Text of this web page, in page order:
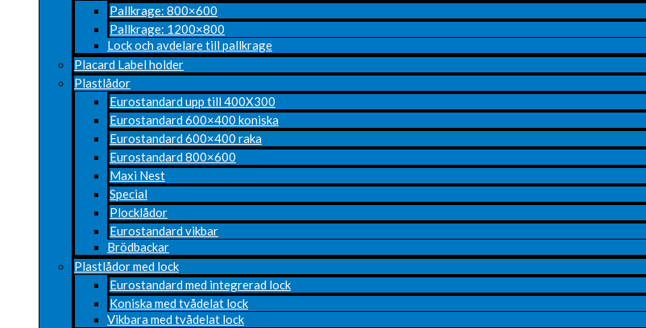
Pallkrage: 800×600
Pallkrage: 1200×800
Lock och avdelare till pallkrage
Placard Label holder
Plastlådor
Eurostandard upp till 400X300
Eurostandard 600×400 koniska
Eurostandard 600×400 raka
Eurostandard 800×600
Maxi Nest
Special
Plocklådor
Eurostandard vikbar
Brödbackar
Plastlådor med lock
Eurostandard med integrerad lock
Koniska med tvådelat lock
Vikbara med tvådelat lock